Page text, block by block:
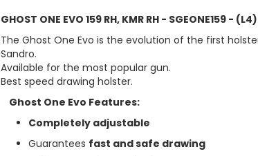
GHOST ONE EVO 159 RH, KMR RH - SGEONE159 -
The Ghost One Evo is the evolution of the first
Sandro.
Available for the most popular gun.
Best speed drawing holster.
Ghost One Evo Features:
Completely adjustable
Guarantees fast and safe drawing